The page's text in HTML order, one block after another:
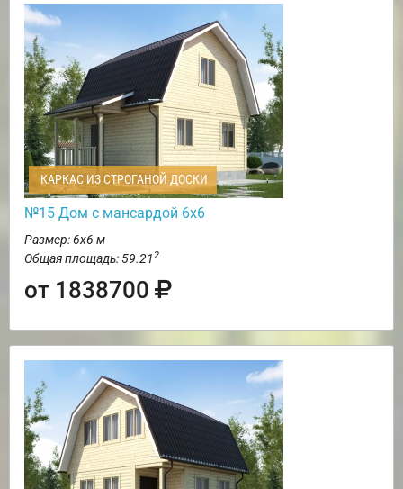
КАРКАС ИЗ СТРОГАНОЙ ДОСКИ
№15 Дом с мансардой 6х6
Размер: 6х6 м
Общая площадь: 59.212
от 1838700